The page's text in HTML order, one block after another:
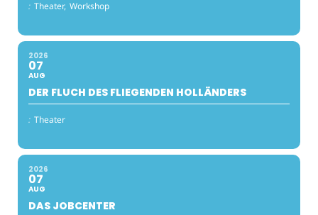
: Theater, Workshop
2026
07
AUG
DER FLUCH DES FLIEGENDEN HOLLÄNDERS
: Theater
2026
07
AUG
DAS JOBCENTER